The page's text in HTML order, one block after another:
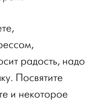
радость, надо
Посвятите
и некоторое